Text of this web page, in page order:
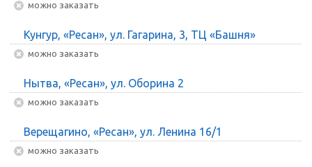
Можно заказать
Кунгур, «Ресан», ул. Гагарина, 3, ТЦ «Башня»
Можно заказать
Нытва, «Ресан», ул. Оборина 2
Можно заказать
Верещагино, «Ресан», ул. Ленина 16/1
Можно заказать